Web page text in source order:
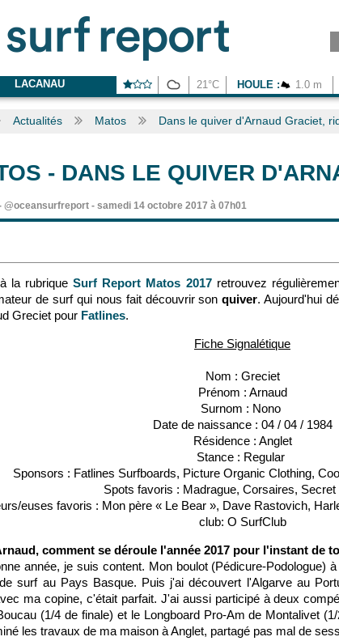
LACANAU 21°C HOULE : 1.0 m
Actualités Matos Dans le quiver d'Arnaud Graciet,
- DANS LE QUIVER
@oceansurfreport - samedi 14 octobre 2017 à 07h01
la rubriqueSurf Report Matos 2017retrouvez
de surf qui nous fait découvrir sonquiver. Aujourd'hui
Greciet pour Fatlines.
Fiche Signalétique
Nom : Greciet
Prénom : Arnaud
Surnom : Nono
Date de naissance : 04 / 04 / 1984
Résidence : Anglet
Stance : Regular
Sponsors : Fatlines Surfboards, Picture Organic Clothing,
Spots favoris : Madrague, Corsaires, Secret
euses favoris : Mon père « Le Bear », Dave Rastovich,
club: O SurfClub
comment se déroule l'année 2017 pour l'instant de
année, je suis content. Mon boulot (Pédicure-Podologue)
surf au Pays Basque. Puis j'ai découvert l'Algarve au
ma copine, c'était parfait. J'ai aussi participé à deux
(1/4 de finale) et le Longboard Pro-Am de Montalivet
les travaux de ma maison à Anglet, partagé pas mal de